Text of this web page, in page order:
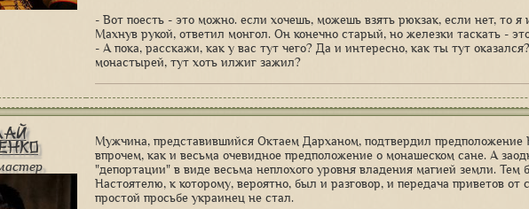
- Вот поесть - это можно. если хочешь, можешь взять рюкзак, если нет, то я
Махнув рукой, ответил монгол. Он конечно старый, но железки таскать -
- А пока, расскажи, как у вас тут чего? Да и интересно, как ты тут
монастырей, тут хоть илжиг зажил?
Мужчина, представившийся Октаем Дарханом, подтвердил предположение
впрочем, как и весьма очевидное предположение о монашеском сане. А
"депортации" в виде весьма неплохого уровня владения магией земли.
Настоятелю, к которому, вероятно, был и разговор, и передача приветов от
простой просьбе украинец не стал.